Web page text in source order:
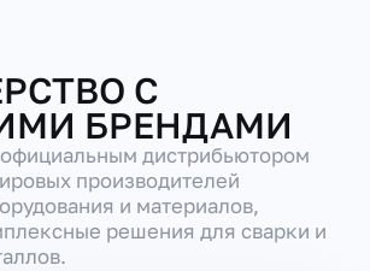
С
БРЕНДАМИ
дистрибьютором
производителей
и материалов,
решения для сварки и